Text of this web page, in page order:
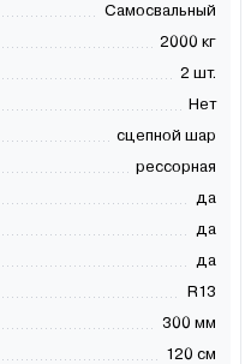
Самосвальный
2000 кг
2 шт.
Нет
сцепной шар
рессорная
да
да
да
R13
300 мм
120 см